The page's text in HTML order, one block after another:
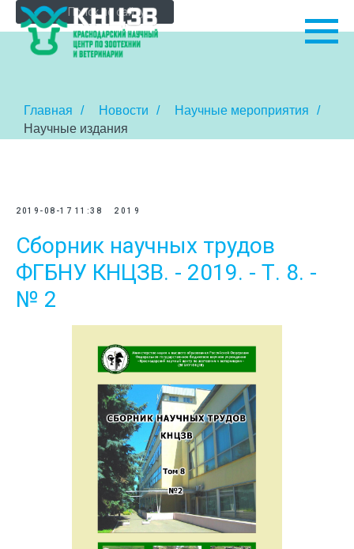
Главная / Новости / Научные мероприятия
/
Научные издания
2019-08-17 11:38 2019
Сборник научных трудов
ФГБНУ КНЦЗВ. - 2019. - Т. 8. -
№ 2